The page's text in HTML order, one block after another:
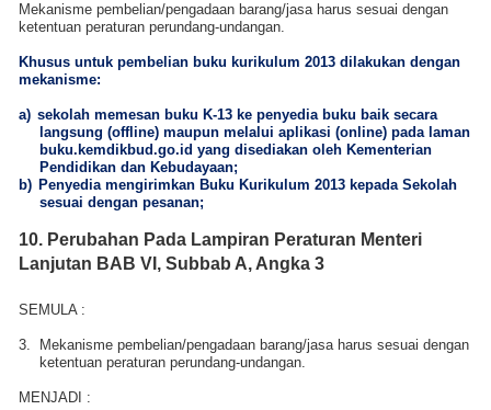
Mekanisme pembelian/pengadaan barang/jasa harus sesuai dengan
ketentuan peraturan perundang-undangan.
Khusus untuk pembelian buku kurikulum 2013 dilakukan dengan
mekanisme:
a) sekolah memesan buku K-13 ke penyedia buku baik secara
langsung (offline) maupun melalui aplikasi (online) pada laman
buku.kemdikbud.go.id yang disediakan oleh Kementerian
Pendidikan dan Kebudayaan;
b) Penyedia mengirimkan Buku Kurikulum 2013 kepada Sekolah
sesuai dengan pesanan;
10. Perubahan Pada Lampiran Peraturan Menteri
Lanjutan BAB VI, Subbab A, Angka 3
SEMULA :
3. Mekanisme pembelian/pengadaan barang/jasa harus sesuai dengan
ketentuan peraturan perundang-undangan.
MENJADI :